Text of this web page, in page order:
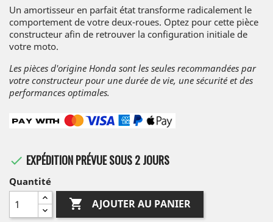
Un amortisseur en parfait état transforme radicalement le
comportement de votre deux-roues. Optez pour cette pièce
constructeur afin de retrouver la configuration initiale de
votre moto.
Les pièces d'origine Honda sont les seules recommandées par
votre constructeur pour une durée de vie, une sécurité et des
performances optimales.
 EXPÉDITION PRÉVUE SOUS 2 JOURS
Quantité
 AJOUTER AU PANIER